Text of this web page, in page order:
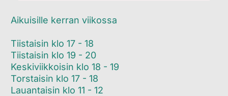
Aikuisille kerran viikossa
Tiistaisin klo 17 - 18
Tiistaisin klo 19 - 20
​​​​​​Keskiviikkoisin klo 18 - 19
Torstaisin klo 17 - 18
Lauantaisin klo 11 - 12